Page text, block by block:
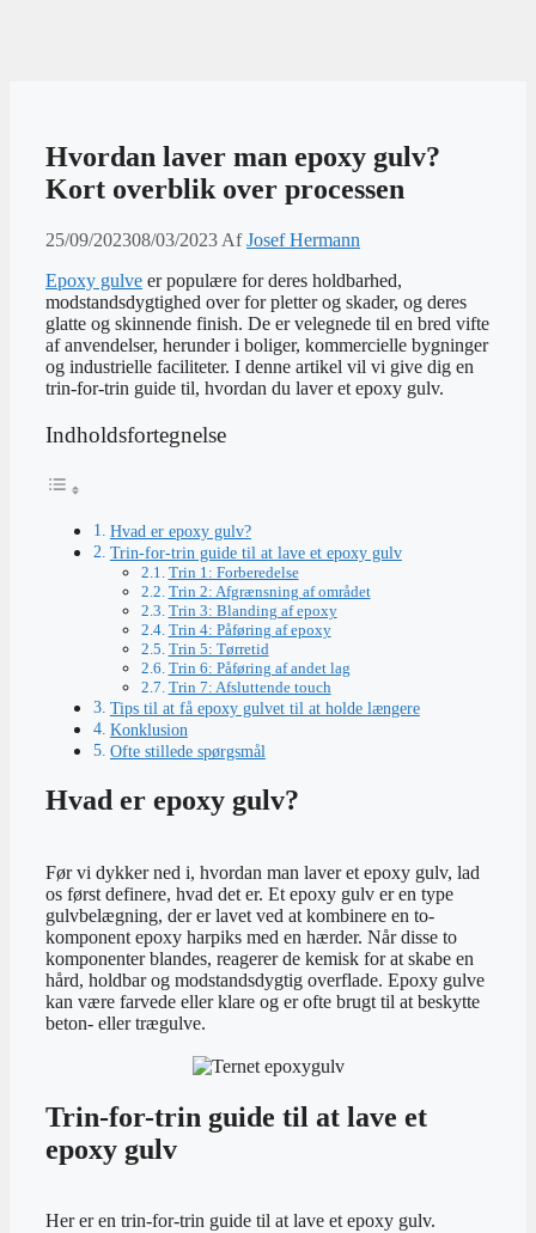
Hvordan laver man epoxy gulv?
Kort overblik over processen
25/09/202308/03/2023 AfJosef Hermann
Epoxy gulve er populære for deres holdbarhed,
modstandsdygtighed over for pletter og skader, og deres
glatte og skinnende finish. De er velegnede til en bred vifte
af anvendelser, herunder i boliger, kommercielle bygninger
og industrielle faciliteter. I denne artikel vil vi give dig en
trin-for-trin guide til, hvordan du laver et epoxy gulv.
Indholdsfortegnelse
Hvad er epoxy gulv?
Trin-for-trin guide til at lave et epoxy gulv
Trin 1: Forberedelse
Trin 2: Afgrænsning af området
Trin 3: Blanding af epoxy
Trin 4: Påføring af epoxy
Trin 5: Tørretid
Trin 6: Påføring af andet lag
Trin 7: Afsluttende touch
Tips til at få epoxy gulvet til at holde længere
Konklusion
Ofte stillede spørgsmål
Hvad er epoxy gulv?
Før vi dykker ned i, hvordan man laver et epoxy gulv, lad
os først definere, hvad det er. Et epoxy gulv er en type
gulvbelægning, der er lavet ved at kombinere en to-
komponent epoxy harpiks med en hærder. Når disse to
komponenter blandes, reagerer de kemisk for at skabe en
hård, holdbar og modstandsdygtig overflade. Epoxy gulve
kan være farvede eller klare og er ofte brugt til at beskytte
beton- eller trægulve.
Trin-for-trin guide til at lave et
epoxy gulv
Her er en trin-for-trin guide til at lave et epoxy gulv.